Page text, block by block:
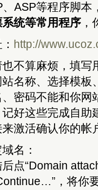
、ASP等程序脚本
统等常用程序，
http://
也不算麻烦，填写
站名称、选择模板
、密码不能和你
好这些完成自助
激活确认你的帐
名：
点“Domain
，将你